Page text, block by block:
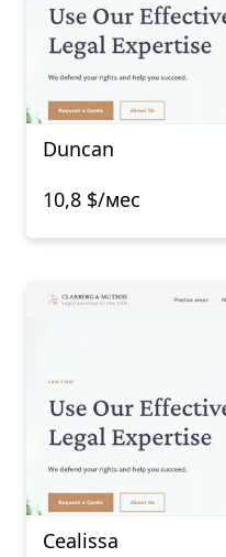
Duncan
10,8 $/мес
Cealissa